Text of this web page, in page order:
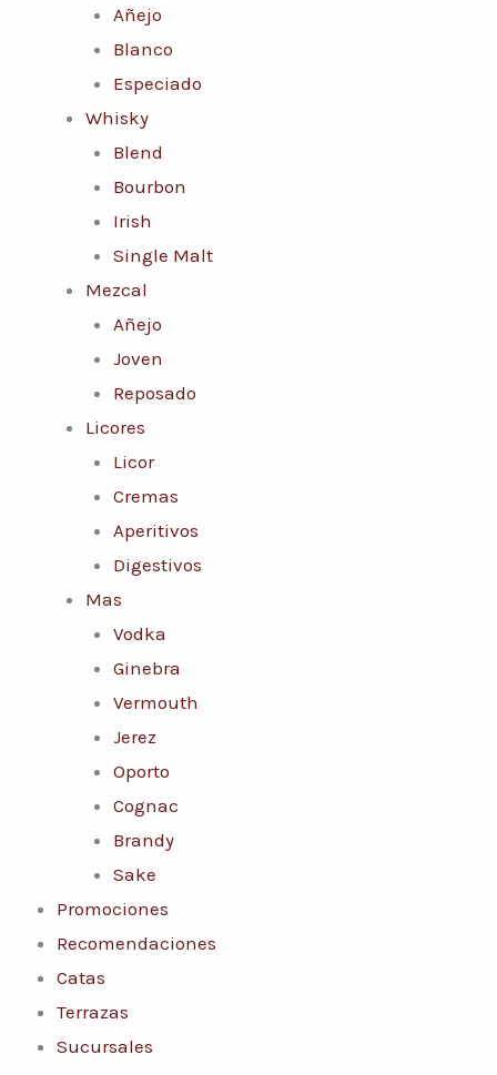
Añejo
Blanco
Especiado
Whisky
Blend
Bourbon
Irish
Single Malt
Mezcal
Añejo
Joven
Reposado
Licores
Licor
Cremas
Aperitivos
Digestivos
Mas
Vodka
Ginebra
Vermouth
Jerez
Oporto
Cognac
Brandy
Sake
Promociones
Recomendaciones
Catas
Terrazas
Sucursales